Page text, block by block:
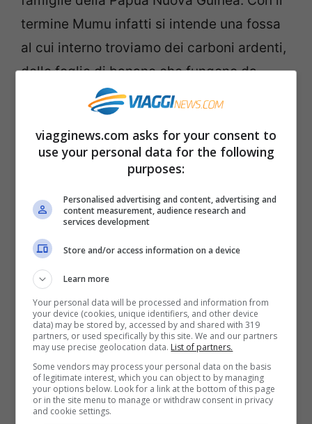
termine Mumu infatti si intende una fossa
al cui interno troviamo dei carboni ardenti,
delle foglie di banane che fungono da
teglia, per così dire, e sopra ancora il cibo
che si cuoce proprio qui. Alcune tribù
addirittura coprono la fossa con della terra
per fare una cottura ancora più omogenea.
una cottura di questo genere, ma basterà
munirsi di vassoio di alluminio e di foglie di
banana per ricreare l’ambientazione più
simile possibile.
Come si cucina il Mamu
Il primo step è quindi quello di rivestire la
teglia con le foglie di banana e poi
sovrapporre gli ingredienti in modo
viagginews.com asks for your consent to
use your personal data for the following
purposes:
Personalised advertising and content, advertising and
content measurement, audience research and
services development
Store and/or access information on a device
Learn more
Your personal data will be processed and information from
your device (cookies, unique identifiers, and other device
data) may be stored by, accessed by and shared with 319
partners, or used specifically by this site. We and our partners
may use precise geolocation data. List of partners.
Some vendors may process your personal data on the basis
of legitimate interest, which you can object to by managing
your options below. Look for a link at the bottom of this page
or in the site menu to manage or withdraw consent in privacy
and cookie settings.